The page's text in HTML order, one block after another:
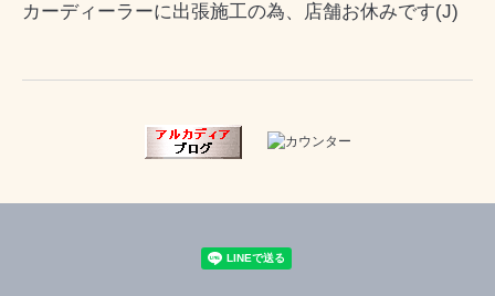
カーディーラーに出張施工の為、店舗お休みです(J)